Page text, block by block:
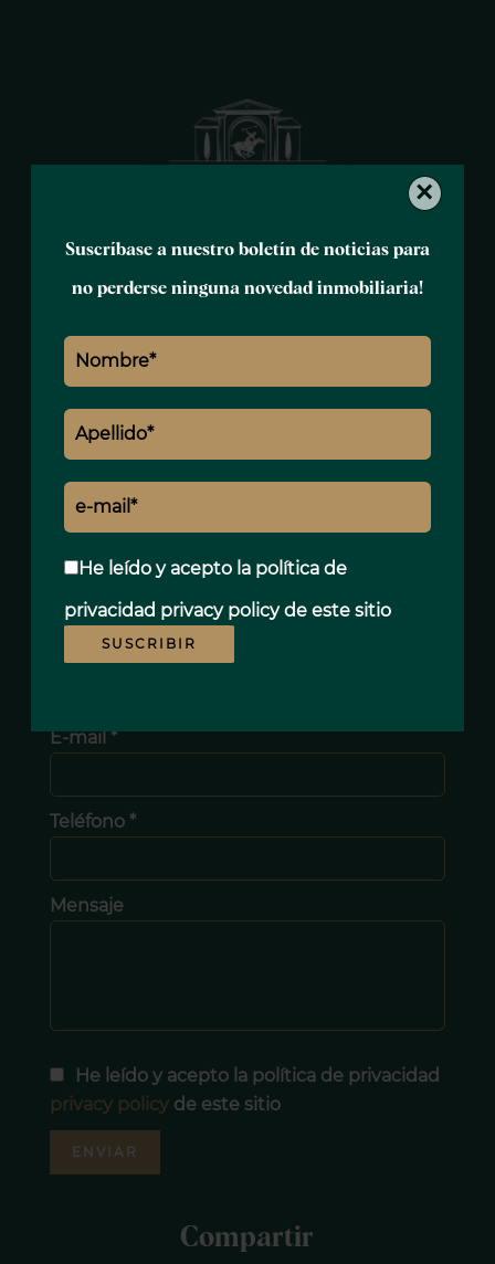
Suscríbase a nuestro boletín de noticias para
no perderse ninguna novedad inmobiliaria!
He leído y acepto la política de
privacidad privacy policyde este sitio
SUSCRIBIR
×
Serge BEVERELLI
serge.beverelli@polo-properties.com
Nombre *
Apellido *
E-mail *
Teléfono *
Mensaje
He leído y acepto la política de privacidad
privacy policyde este sitio
ENVIAR
Compartir